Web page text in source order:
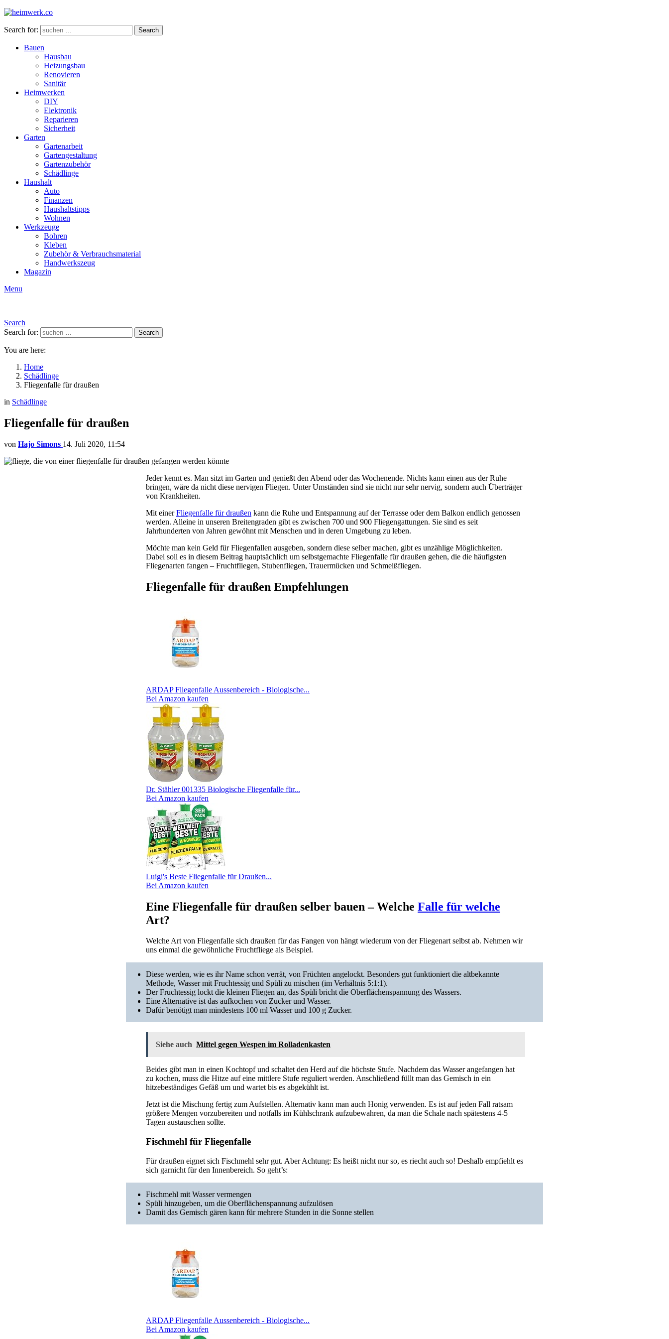
Search for: Search
Bauen
Hausbau
Heizungsbau
Renovieren
Sanitär
Heimwerken
DIY
Elektronik
Reparieren
Sicherheit
Garten
Gartenarbeit
Gartengestaltung
Gartenzubehör
Schädlinge
Haushalt
Auto
Finanzen
Haushaltstipps
Wohnen
Werkzeuge
Bohren
Kleben
Zubehör & Verbrauchsmaterial
Handwerkszeug
Magazin
Menu
Search
Search for:
Search
You are here:
Home
Schädlinge
Fliegenfalle für draußen
in Schädlinge
Fliegenfalle für draußen
von Hajo Simons 14. Juli 2020, 11:54
Jeder kennt es. Man sitzt im Garten und genießt den Abend oder das Wochenende. Nichts kann einen aus der Ruhe
bringen, wäre da nicht diese nervigen Fliegen. Unter Umständen sind sie nicht nur sehr nervig, sondern auch Überträger
von Krankheiten.
Mit einerFliegenfalle für draußen kann die Ruhe und Entspannung auf der Terrasse oder dem Balkon endlich genossen
werden. Alleine in unseren Breitengraden gibt es zwischen 700 und 900 Fliegengattungen. Sie sind es seit
Jahrhunderten von Jahren gewöhnt mit Menschen und in deren Umgebung zu leben.
Möchte man kein Geld für Fliegenfallen ausgeben, sondern diese selber machen, gibt es unzählige Möglichkeiten.
Dabei soll es in diesem Beitrag hauptsächlich um selbstgemachte Fliegenfalle für draußen gehen, die die häufigsten
Fliegenarten fangen – Fruchtfliegen, Stubenfliegen, Trauermücken und Schmeißfliegen.
Fliegenfalle für draußen Empfehlungen
ARDAP Fliegenfalle Aussenbereich - Biologische...
Bei Amazon kaufen
Dr. Stähler 001335 Biologische Fliegenfalle für...
Bei Amazon kaufen
Luigi's Beste Fliegenfalle für Draußen...
Bei Amazon kaufen
Eine Fliegenfalle für draußen selber bauen – Welche Falle für welche
Art?
Welche Art von Fliegenfalle sich draußen für das Fangen von hängt wiederum von der Fliegenart selbst ab. Nehmen wir
uns einmal die gewöhnliche Fruchtfliege als Beispiel.
Diese werden, wie es ihr Name schon verrät, von Früchten angelockt. Besonders gut funktioniert die altbekannte
Methode, Wasser mit Fruchtessig und Spüli zu mischen (im Verhältnis 5:1:1).
Der Fruchtessig lockt die kleinen Fliegen an, das Spüli bricht die Oberflächenspannung des Wassers.
Eine Alternative ist das aufkochen von Zucker und Wasser.
Dafür benötigt man mindestens 100 ml Wasser und 100 g Zucker.
Siehe auch Mittel gegen Wespen im Rolladenkasten
Beides gibt man in einen Kochtopf und schaltet den Herd auf die höchste Stufe. Nachdem das Wasser angefangen hat
zu kochen, muss die Hitze auf eine mittlere Stufe reguliert werden. Anschließend füllt man das Gemisch in ein
hitzebeständiges Gefäß um und wartet bis es abgekühlt ist.
Jetzt ist die Mischung fertig zum Aufstellen. Alternativ kann man auch Honig verwenden. Es ist auf jeden Fall ratsam
größere Mengen vorzubereiten und notfalls im Kühlschrank aufzubewahren, da man die Schale nach spätestens 4-5
Tagen austauschen sollte.
Fischmehl für Fliegenfalle
Für draußen eignet sich Fischmehl sehr gut. Aber Achtung: Es heißt nicht nur so, es riecht auch so! Deshalb empfiehlt es
sich garnicht für den Innenbereich. So geht’s:
Fischmehl mit Wasser vermengen
Spüli hinzugeben, um die Oberflächenspannung aufzulösen
Damit das Gemisch gären kann für mehrere Stunden in die Sonne stellen
ARDAP Fliegenfalle Aussenbereich - Biologische...
Bei Amazon kaufen